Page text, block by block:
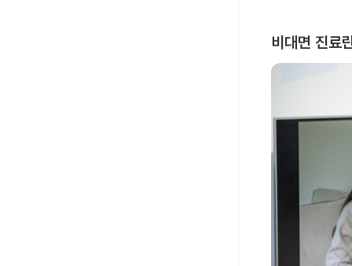
비대면 진료